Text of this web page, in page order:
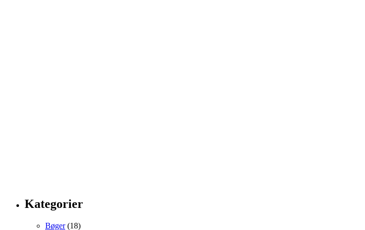
Kategorier
Bøger(18)